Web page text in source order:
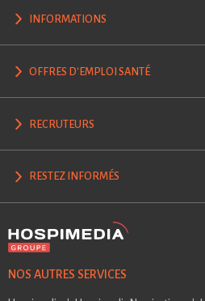
INFORMATIONS
OFFRES D'EMPLOI SANTÉ
RECRUTEURS
RESTEZ INFORMÉS
NOS AUTRES SERVICES